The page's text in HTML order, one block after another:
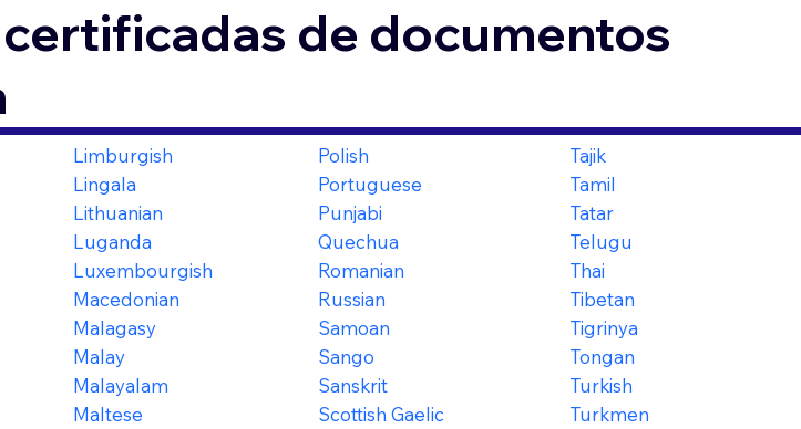
de documentos
Limburgish
Lingala
Lithuanian
Luganda
Luxembourgish
Macedonian
Malagasy
Malay
Malayalam
Maltese
Polish
Portuguese
Punjabi
Quechua
Romanian
Russian
Samoan
Sango
Sanskrit
Scottish Gaelic
Tajik
Tamil
Tatar
Telugu
Thai
Tibetan
Tigrinya
Tongan
Turkish
Turkmen